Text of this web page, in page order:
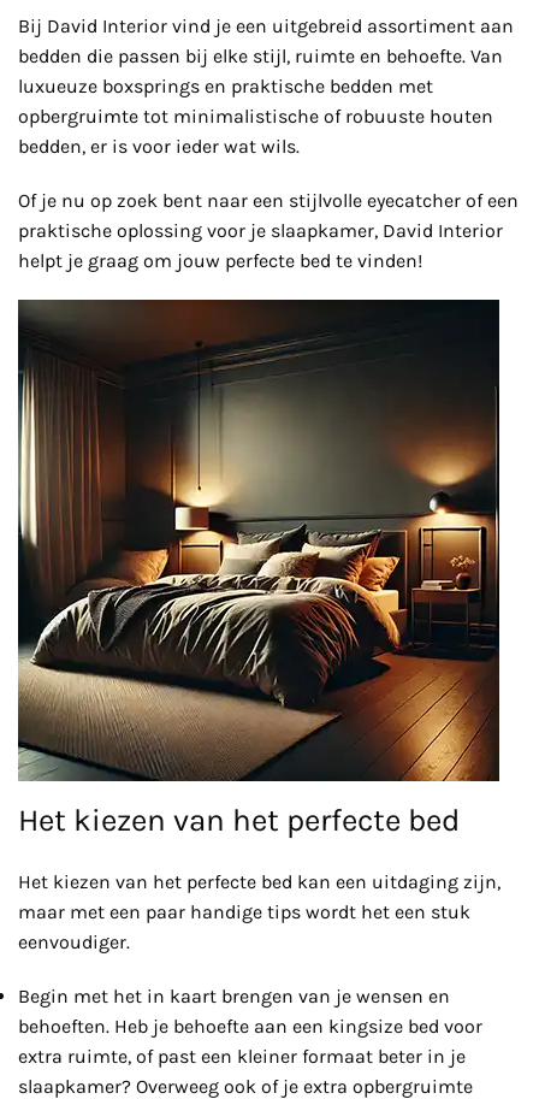
Bij David Interior vind je een uitgebreid assortiment aan
bedden die passen bij elke stijl, ruimte en behoefte. Van
luxueuze boxsprings en praktische bedden met
opbergruimte tot minimalistische of robuuste houten
bedden, er is voor ieder wat wils.
Of je nu op zoek bent naar een stijlvolle eyecatcher of een
praktische oplossing voor je slaapkamer, David Interior
helpt je graag om jouw perfecte bed te vinden!
Het kiezen van het perfecte bed
Het kiezen van het perfecte bed kan een uitdaging zijn,
maar met een paar handige tips wordt het een stuk
eenvoudiger.
Begin met het in kaart brengen van je wensen en
behoeften. Heb je behoefte aan een kingsize bed voor
extra ruimte, of past een kleiner formaat beter in je
slaapkamer? Overweeg ook of je extra opbergruimte